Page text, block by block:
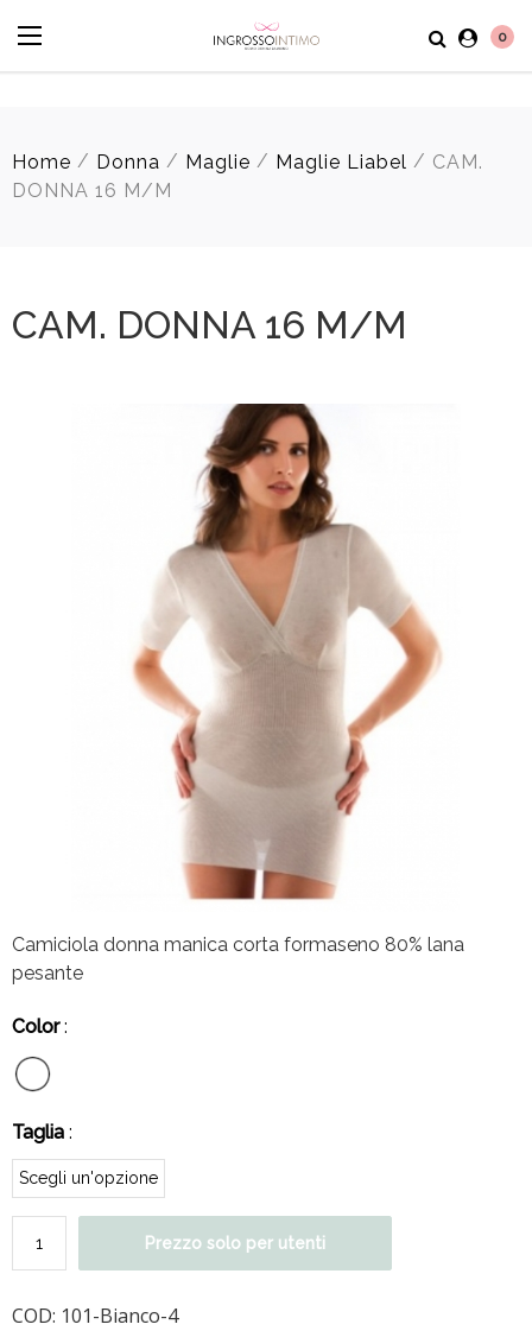
0
Home / Donna / Maglie / Maglie Liabel / CAM.
DONNA 16 M/M
CAM. DONNA 16 M/M
Camiciola donna manica corta formaseno 80% lana
pesante
Color:
Taglia :
Prezzo solo per utenti
COD: 101-Bianco-4